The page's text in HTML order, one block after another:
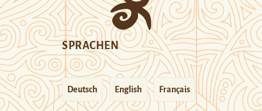
SPRACHEN
Deutsch English Français